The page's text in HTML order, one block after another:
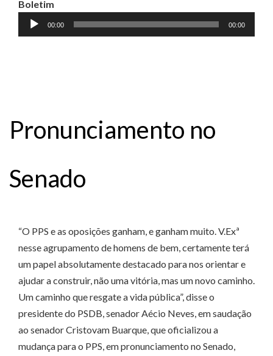
Boletim
Tocador
de
00:00 00:00
Pronunciamento no
Senado
“O PPS e as oposições ganham, e ganham muito. V.Exª
nesse agrupamento de homens de bem, certamente terá
um papel absolutamente destacado para nos orientar e
ajudar a construir, não uma vitória, mas um novo caminho.
Um caminho que resgate a vida pública”, disse o
presidente do PSDB, senador Aécio Neves, em saudação
ao senador Cristovam Buarque, que oficializou a
mudança para o PPS, em pronunciamento no Senado,